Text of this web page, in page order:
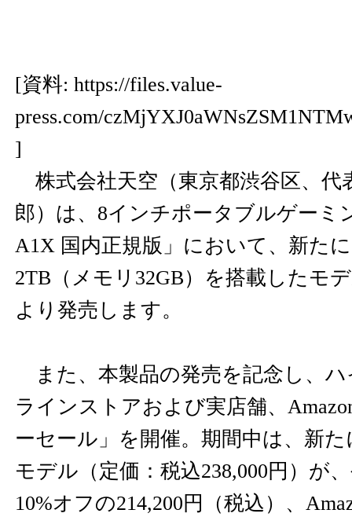
[資料: https://files.value-
press.com/
]
株式会社天空（東京都渋谷区、代
郎）は、8インチポータブルゲーミ
A1X 国内正規版」において、新た
2TB（メモリ32GB）を搭載したモ
より発売します。
また、本製品の発売を記念し、
ラインストアおよび実店舗、
ーセール」を開催。期間中は、新
モデル（定価：税込238,000円）が
10%オフの214,200円（税込）、